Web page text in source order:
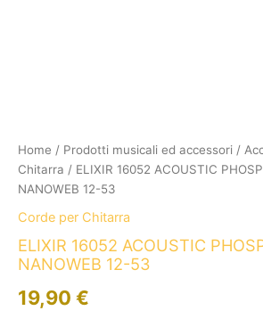
Home / Prodotti musicali ed accessori /
Chitarra / ELIXIR 16052 ACOUSTIC
NANOWEB 12-53
Corde per Chitarra
ELIXIR 16052 ACOUSTIC
NANOWEB 12-53
19,90 €
BRONZE
NANOWEB
12-
quantità